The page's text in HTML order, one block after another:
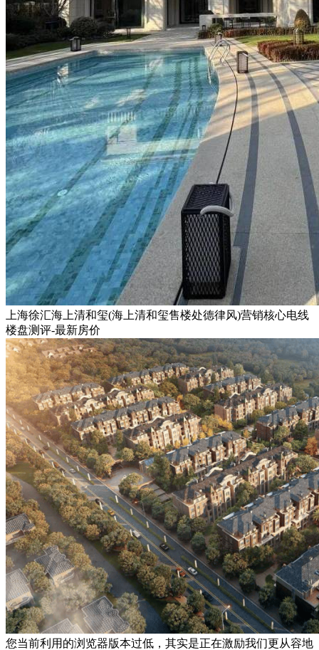
上海徐汇海上清和玺(海上清和玺售楼处德律风)营销核心电线
楼盘测评-最新房价
您当前利用的浏览器版本过低，其实是正在激励我们更从容地